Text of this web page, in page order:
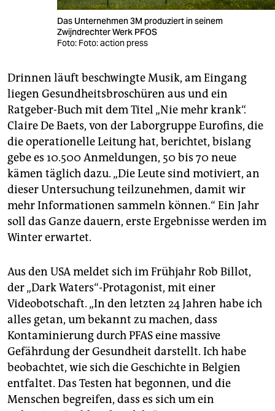
Das Unternehmen 3M produziert in seinem
Zwijndrechter Werk PFOS
Foto: Foto: action press
Drinnen läuft beschwingte Musik, am Eingang
liegen Gesundheitsbroschüren aus und ein
Ratgeber-Buch mit dem Titel „Nie mehr krank“.
Claire De Baets, von der Laborgruppe Eurofins, die
die operationelle Leitung hat, berichtet, bislang
gebe es 10.500 Anmeldungen, 50 bis 70 neue
kämen täglich dazu. „Die Leute sind motiviert, an
dieser Untersuchung teilzunehmen, damit wir
mehr Informationen sammeln können.“ Ein Jahr
soll das Ganze dauern, erste Ergebnisse werden im
Winter erwartet.
Aus den USA meldet sich im Frühjahr Rob Billot,
der „Dark Waters“-Protagonist, mit einer
Videobotschaft. „In den letzten 24 Jahren habe ich
alles getan, um bekannt zu machen, dass
Kontaminierung durch PFAS eine massive
Gefährdung der Gesundheit darstellt. Ich habe
beobachtet, wie sich die Geschichte in Belgien
entfaltet. Das Testen hat begonnen, und die
Menschen begreifen, dass es sich um ein